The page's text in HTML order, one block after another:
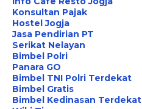
Konsultan Pajak
Hostel Jogja
Jasa Pendirian PT
Serikat Nelayan
Bimbel Polri
Panara GO
Bimbel TNI Polri Terdekat
Bimbel Gratis
Bimbel Kedinasan Terdekat